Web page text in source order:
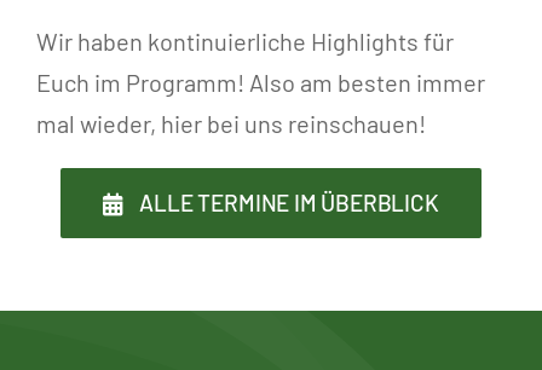
Wir haben kontinuierliche Highlights für
Euch im Programm! Also am besten immer
mal wieder, hier bei uns reinschauen!
ALLE TERMINE IM ÜBERBLICK